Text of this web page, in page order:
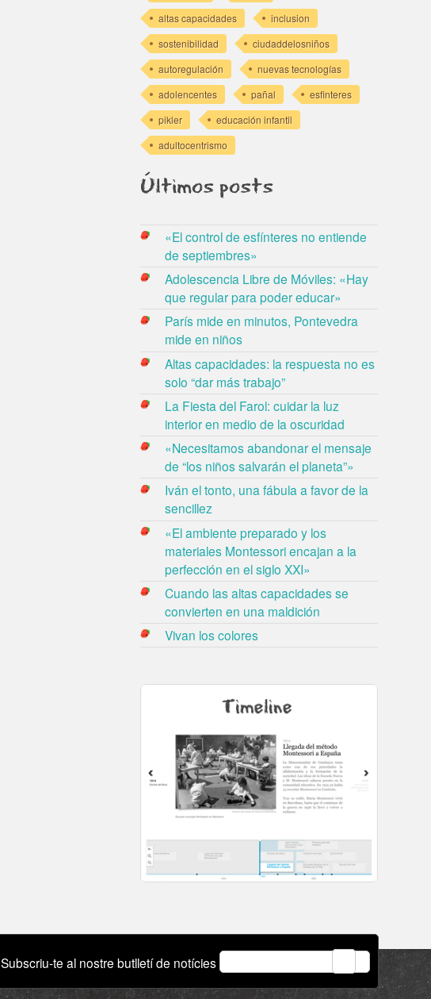
altas capacidades
inclusion
sostenibilidad
ciudaddelosniños
autoregulación
nuevas tecnologías
adolencentes
pañal
esfinteres
pikler
educación infantil
adultocentrismo
Últimos posts
«El control de esfínteres no entiende
de septiembres»
Adolescencia Libre de Móviles: «Hay
que regular para poder educar»
París mide en minutos, Pontevedra
mide en niños
Altas capacidades: la respuesta no es
solo “dar más trabajo”
La Fiesta del Farol: cuidar la luz
interior en medio de la oscuridad
«Necesitamos abandonar el mensaje
de “los niños salvarán el planeta”»
Iván el tonto, una fábula a favor de la
sencillez
«El ambiente preparado y los
materiales Montessori encajan a la
perfección en el siglo XXI»
Cuando las altas capacidades se
convierten en una maldición
Vivan los colores
Subscriu-te al nostre butlletí de notícies